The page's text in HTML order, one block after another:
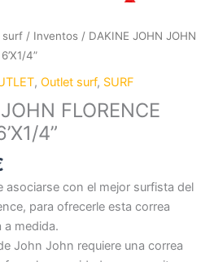
surf / Inventos / DAKINE JOHN JOHN
4”
, Outlet surf, SURF
FLORENCE
4”
asociarse con el mejor surfista del
para ofrecerle esta correa
a medida.
John John requiere una correa